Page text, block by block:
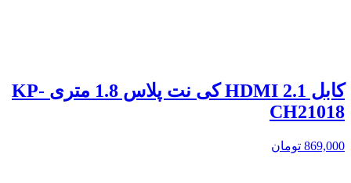
کابل 2.1 HDMI کی نت پلاس 1.8 متری KP-
CH21018
869,000 تومان